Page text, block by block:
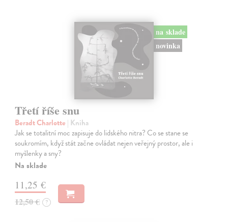
na sklade
novinka
Třetí říše snu
Beradt Charlotte | Kniha
Jak se totalitní moc zapisuje do lidského nitra? Co se stane se
soukromím, když stát začne ovládat nejen veřejný prostor, ale i
myšlenky a sny?
Na sklade
11,25 €
12,50 € ?